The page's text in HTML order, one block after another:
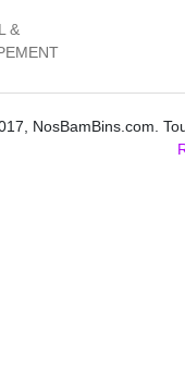
&
NosBamBins.com.